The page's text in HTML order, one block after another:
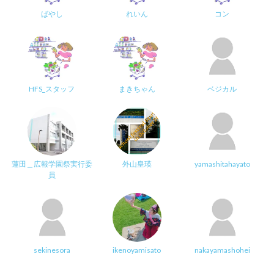
ばやし れいん コン
HFS_スタッフ まきちゃん ベジカル
蓮田＿広報学園祭実行委
員
外山皇瑛 yamashitahayato
sekinesora ikenoyamisato nakayamashohei